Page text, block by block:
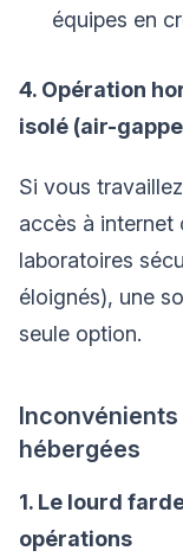
équipes en
4. Opération
isolé (air-
Si vous
accès à internet
laboratoires
éloignés), une
seule option.
hébergées
1. Le lourd
opérations